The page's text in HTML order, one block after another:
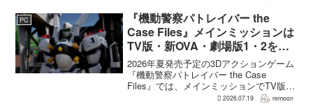
各プ...
PC
『機動警察パトレイバー the
Case Files』メインミッションは
TV版・新OVA・劇場版1・2をカ
バー。零式とヘルハウンドを動か
すため“アナザーサイドミッショ
ン”を実装
2026年夏発売予定の3Dアクションゲーム
『機動警察パトレイバー the Case
Files』では、メインミッションでTV版、
新OVA、劇場版第1作・第2作の範囲をカ
2026.07.19 remoon